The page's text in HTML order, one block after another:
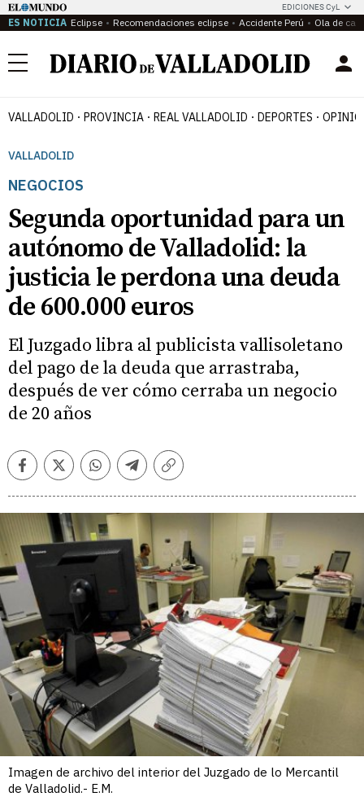
EDICIONES CyL
ES NOTICIA Eclipse Recomendaciones eclipse Accidente Perú Ola de
Menú
VALLADOLID PROVINCIA REAL VALLADOLID DEPORTES
VALLADOLID
NEGOCIOS
Segunda oportunidad para un
autónomo de Valladolid: la
justicia le perdona una deuda
de 600.000 euros
El Juzgado libra al publicista vallisoletano
del pago de la deuda que arrastraba,
después de ver cómo cerraba un negocio
de 20 años
FacebookTwitterWhatsappTelegramCopiar
Imagen de archivo del interior del Juzgado de lo Mercantil
de Valladolid.- E.M.